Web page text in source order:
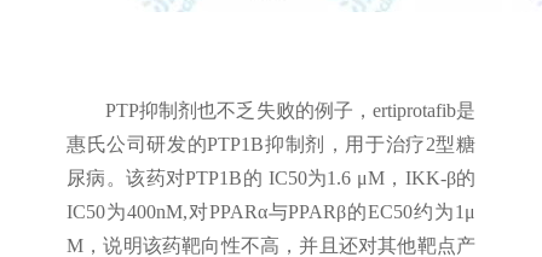
PTP抑制剂也不乏失败的例子，ertiprotafib是
惠氏公司研发的PTP1B抑制剂，用于治疗2型糖
尿病。该药对PTP1B的 IC50为1.6 μM，IKK-β的
IC50为400nM,对PPARα与PPARβ的EC50约为1μ
M，说明该药靶向性不高，并且还对其他靶点产